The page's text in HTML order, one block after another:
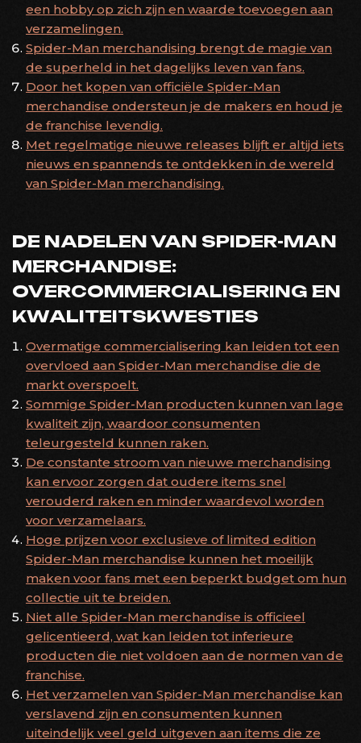
een hobby op zich zijn en waarde toevoegen aan
verzamelingen.
Spider-Man merchandising brengt de magie van
de superheld in het dagelijks leven van fans.
Door het kopen van officiële Spider-Man
merchandise ondersteun je de makers en houd je
de franchise levendig.
Met regelmatige nieuwe releases blijft er altijd iets
nieuws en spannends te ontdekken in de wereld
van Spider-Man merchandising.
DE NADELEN VAN SPIDER-MAN
MERCHANDISE:
OVERCOMMERCIALISERING EN
KWALITEITSKWESTIES
Overmatige commercialisering kan leiden tot een
overvloed aan Spider-Man merchandise die de
markt overspoelt.
Sommige Spider-Man producten kunnen van lage
kwaliteit zijn, waardoor consumenten
teleurgesteld kunnen raken.
De constante stroom van nieuwe merchandising
kan ervoor zorgen dat oudere items snel
verouderd raken en minder waardevol worden
voor verzamelaars.
Hoge prijzen voor exclusieve of limited edition
Spider-Man merchandise kunnen het moeilijk
maken voor fans met een beperkt budget om hun
collectie uit te breiden.
Niet alle Spider-Man merchandise is officieel
gelicentieerd, wat kan leiden tot inferieure
producten die niet voldoen aan de normen van de
franchise.
Het verzamelen van Spider-Man merchandise kan
verslavend zijn en consumenten kunnen
uiteindelijk veel geld uitgeven aan items die ze